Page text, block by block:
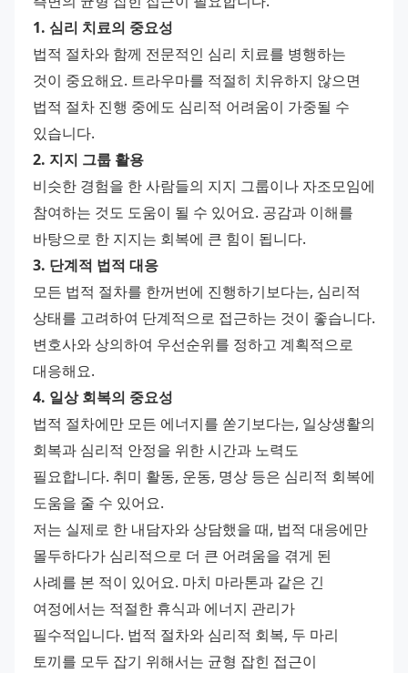
1. 심리 치료의 중요성
법적 절차와 함께 전문적인 심리 치료를 병행하는
것이 중요해요. 트라우마를 적절히 치유하지 않으면
법적 절차 진행 중에도 심리적 어려움이 가중될 수
있습니다.
2. 지지 그룹 활용
비슷한 경험을 한 사람들의 지지 그룹이나 자조모임에
참여하는 것도 도움이 될 수 있어요. 공감과 이해를
바탕으로 한 지지는 회복에 큰 힘이 됩니다.
3. 단계적 법적 대응
모든 법적 절차를 한꺼번에 진행하기보다는, 심리적
상태를 고려하여 단계적으로 접근하는 것이 좋습니다.
변호사와 상의하여 우선순위를 정하고 계획적으로
대응해요.
4. 일상 회복의 중요성
법적 절차에만 모든 에너지를 쏟기보다는, 일상생활의
회복과 심리적 안정을 위한 시간과 노력도
필요합니다. 취미 활동, 운동, 명상 등은 심리적 회복에
도움을 줄 수 있어요.
저는 실제로 한 내담자와 상담했을 때, 법적 대응에만
몰두하다가 심리적으로 더 큰 어려움을 겪게 된
사례를 본 적이 있어요. 마치 마라톤과 같은 긴
여정에서는 적절한 휴식과 에너지 관리가
필수적입니다. 법적 절차와 심리적 회복, 두 마리
토끼를 모두 잡기 위해서는 균형 잡힌 접근이